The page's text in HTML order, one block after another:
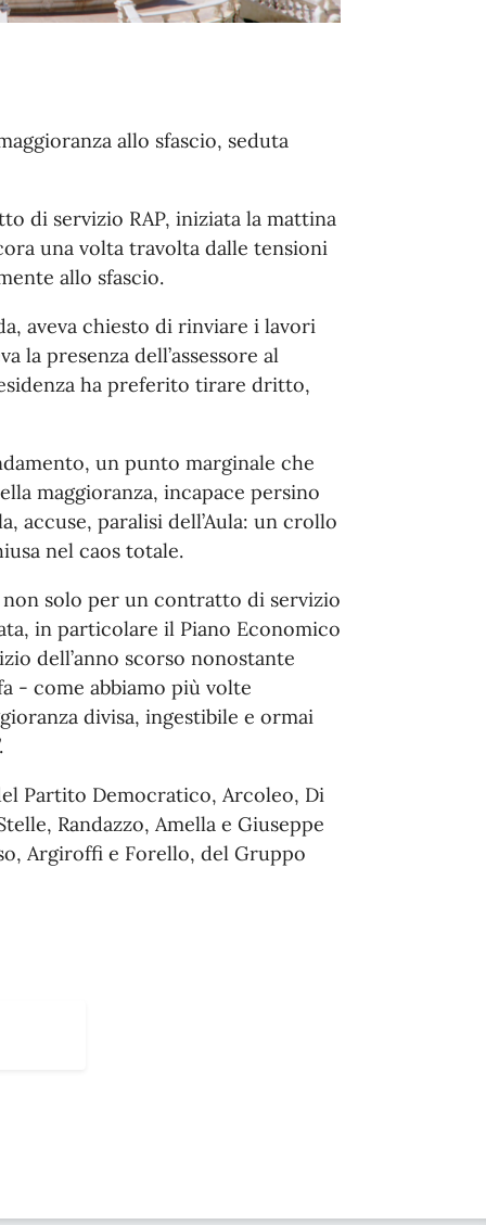
allo sfascio, seduta
di servizio RAP, iniziata la mattina
una volta travolta dalle tensioni
allo sfascio.
aveva chiesto di rinviare i lavori
presenza dell’assessore al
ha preferito tirare dritto,
un punto marginale che
maggioranza, incapace persino
accuse, paralisi dell’Aula: un crollo
nel caos totale.
solo per un contratto di servizio
in particolare il Piano Economico
dell’anno scorso nonostante
- come abbiamo più volte
divisa, ingestibile e ormai
Partito Democratico, Arcoleo, Di
Randazzo, Amella e Giuseppe
Argiroffi e Forello, del Gruppo